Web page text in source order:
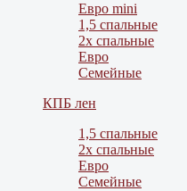
Евро mini
1,5 спальные
2х спальные
Евро
Семейные
КПБ лен
1,5 спальные
2х спальные
Евро
Семейные